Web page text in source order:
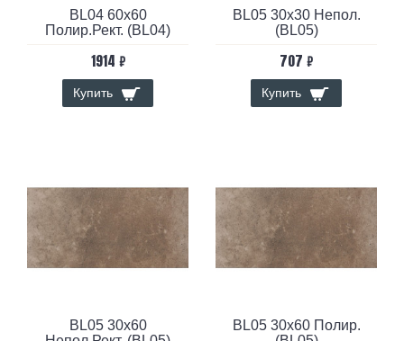
BL04 60x60
Полир.Рект. (BL04)
1914 ₽
Купить
BL05 30x30 Непол.
(BL05)
707 ₽
Купить
BL05 30x60
BL05 30x60 Полир.